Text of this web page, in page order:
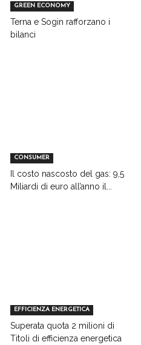
GREEN ECONOMY
Terna e Sogin rafforzano i
bilanci
CONSUMER
Il costo nascosto del gas: 9,5
Miliardi di euro all’anno il...
EFFICIENZA ENERGETICA
Superata quota 2 milioni di
Titoli di efficienza energetica